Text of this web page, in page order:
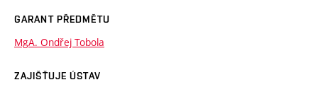
GARANT PŘEDMĚTU
MgA. Ondřej Tobola
ZAJIŠŤUJE ÚSTAV